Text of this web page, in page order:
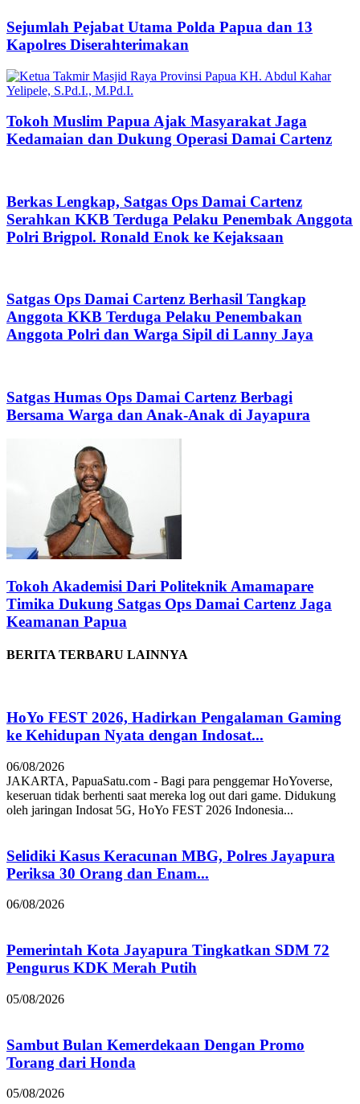
Sejumlah Pejabat Utama Polda Papua dan 13
Kapolres Diserahterimakan
Tokoh Muslim Papua Ajak Masyarakat Jaga
Kedamaian dan Dukung Operasi Damai Cartenz
Berkas Lengkap, Satgas Ops Damai Cartenz
Serahkan KKB Terduga Pelaku Penembak Anggota
Polri Brigpol. Ronald Enok ke Kejaksaan
Satgas Ops Damai Cartenz Berhasil Tangkap
Anggota KKB Terduga Pelaku Penembakan
Anggota Polri dan Warga Sipil di Lanny Jaya
Satgas Humas Ops Damai Cartenz Berbagi
Bersama Warga dan Anak-Anak di Jayapura
Tokoh Akademisi Dari Politeknik Amamapare
Timika Dukung Satgas Ops Damai Cartenz Jaga
Keamanan Papua
BERITA TERBARU LAINNYA
HoYo FEST 2026, Hadirkan Pengalaman Gaming
ke Kehidupan Nyata dengan Indosat...
06/08/2026
JAKARTA, PapuaSatu.com - Bagi para penggemar HoYoverse,
keseruan tidak berhenti saat mereka log out dari game. Didukung
oleh jaringan Indosat 5G, HoYo FEST 2026 Indonesia...
Selidiki Kasus Keracunan MBG, Polres Jayapura
Periksa 30 Orang dan Enam...
06/08/2026
Pemerintah Kota Jayapura Tingkatkan SDM 72
Pengurus KDK Merah Putih
05/08/2026
Sambut Bulan Kemerdekaan Dengan Promo
Torang dari Honda
05/08/2026